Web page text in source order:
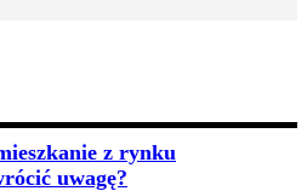
z rynku
uwagę?